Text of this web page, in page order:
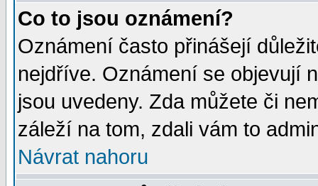
Co to jsou oznámení?
Oznámení často přinášejí
nejdříve. Oznámení se objevují
jsou uvedeny. Zda můžete či
záleží na tom, zdali vám to
Návrat nahoru